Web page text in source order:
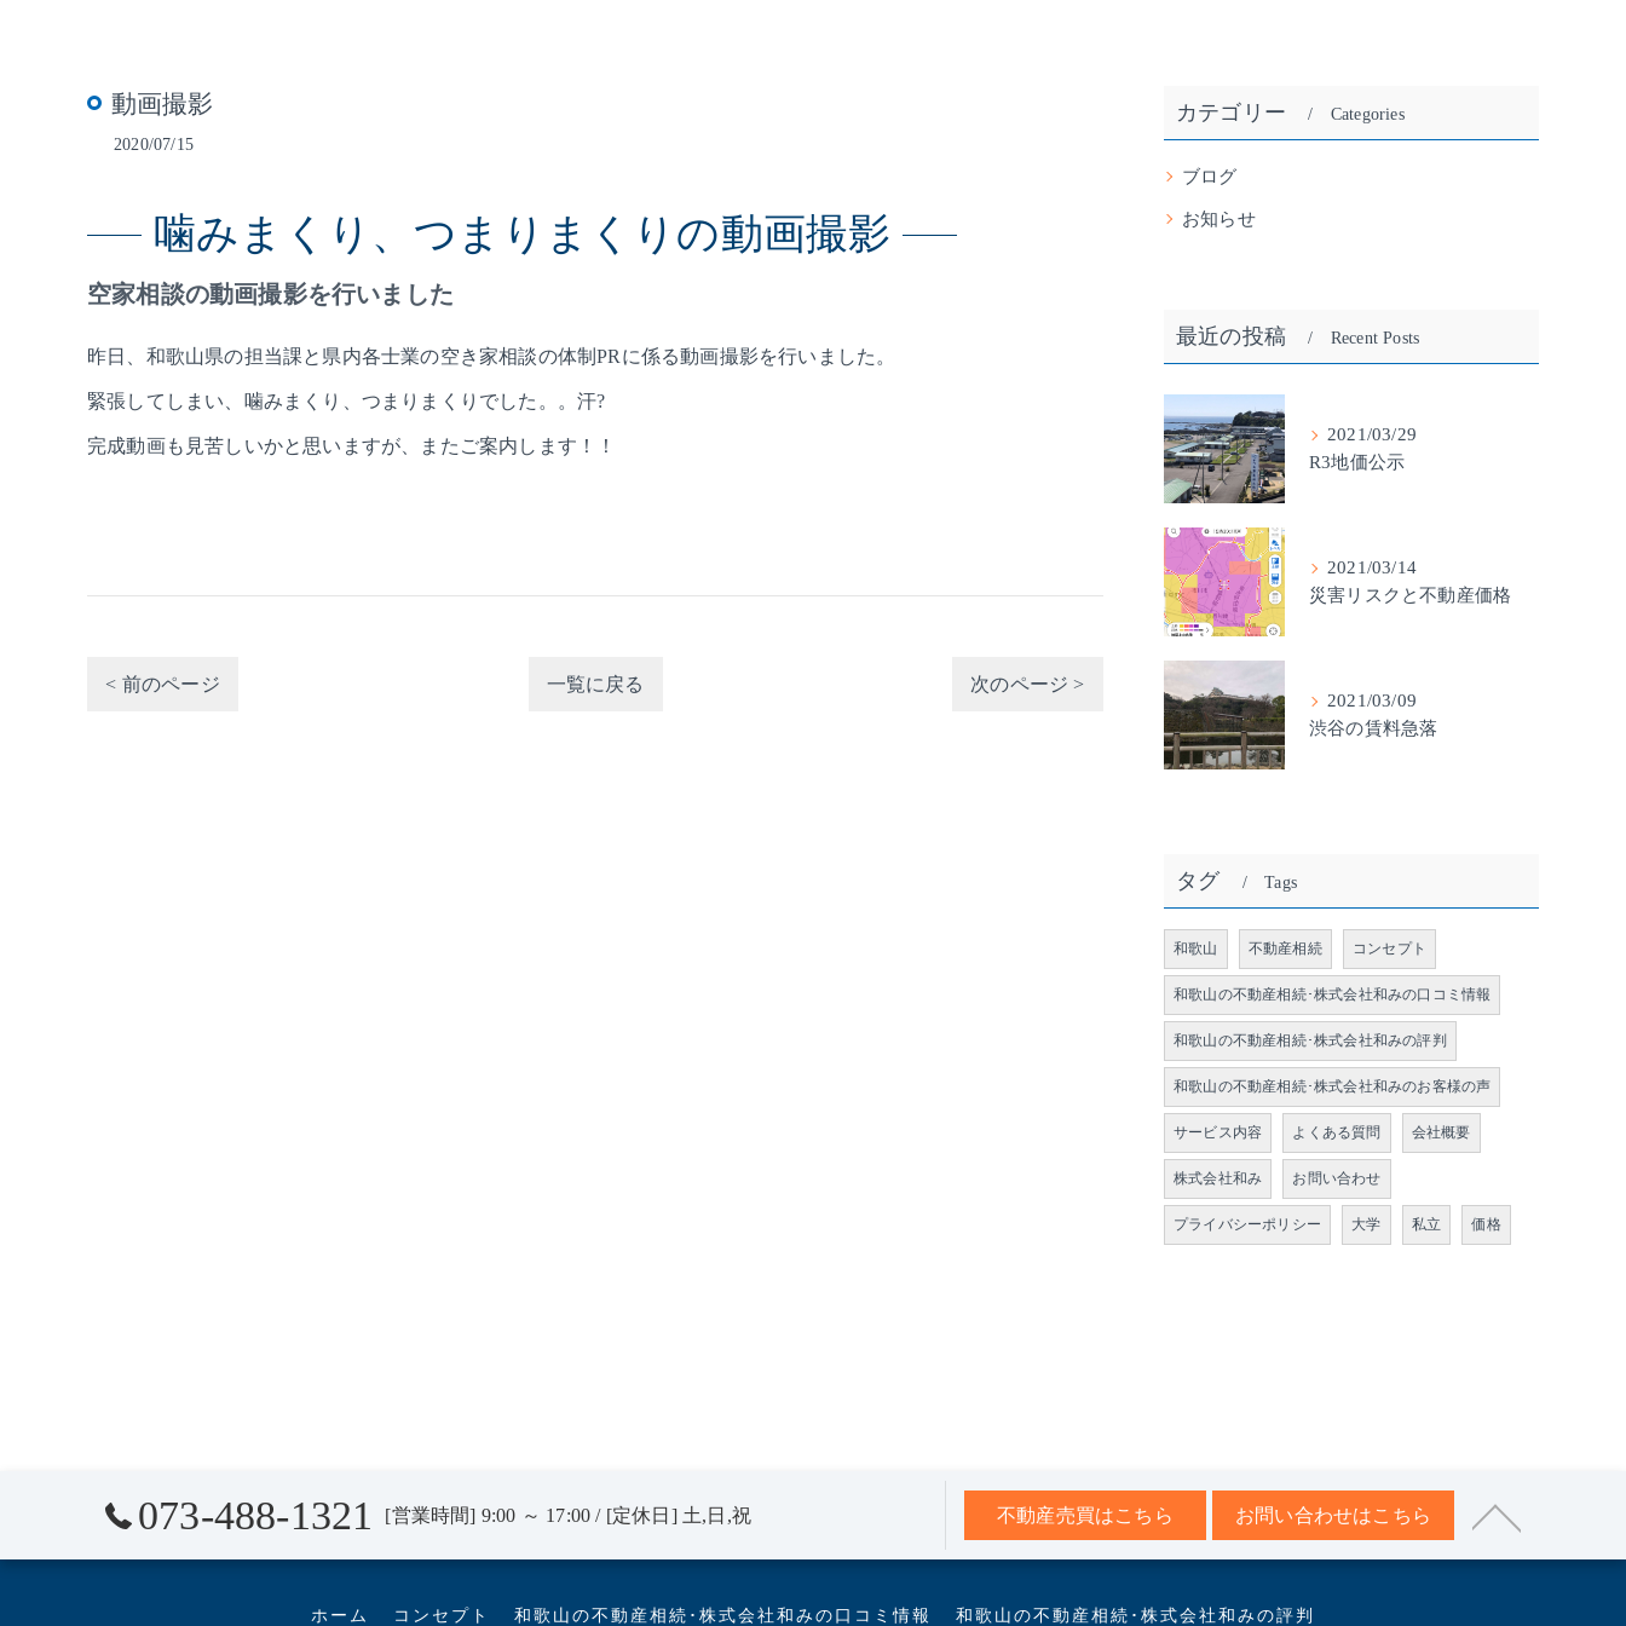
動画撮影
2020/07/15
空家相談の動画撮影を行いました
噛みまくり、つまりまくりの動画撮影
昨日、和歌山県の担当課と県内各士業の空き家相談の体制PRに係る動画撮影を行いました。
緊張してしまい、噛みまくり、つまりまくりでした。。汗?
完成動画も見苦しいかと思いますが、またご案内します！！
< 前のページ 一覧に戻る 次のページ >
カテゴリー Categories
ブログ
お知らせ
最近の投稿 Recent Posts
2021/03/29
R3地価公示
2021/03/14
災害リスクと不動産価格
2021/03/09
渋谷の賃料急落
タグ Tags
和歌山 不動産相続 コンセプト
和歌山の不動産相続･株式会社和みの口コミ情報
和歌山の不動産相続･株式会社和みの評判
和歌山の不動産相続･株式会社和みのお客様の声
サービス内容 よくある質問 会社概要
株式会社和み お問い合わせ
プライバシーポリシー 大学 私立 価格
073-488-1321 [営業時間] 9:00 ～ 17:00 / [定休日] 土,日,祝 不動産売買はこちら お問い合わせはこちら
ホーム コンセプト 和歌山の不動産相続･株式会社和みの口コミ情報 和歌山の不動産相続･株式会社和みの評判